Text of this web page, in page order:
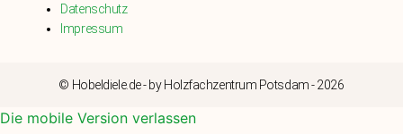
Datenschutz
Impressum
© Hobeldiele.de - by Holzfachzentrum Potsdam - 2026
Die mobile Version verlassen